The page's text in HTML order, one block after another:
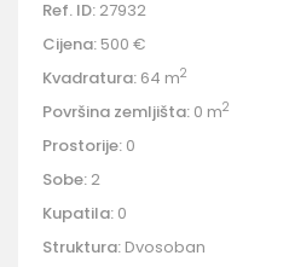
Ref. ID: 27932
Cijena: 500 €
Kvadratura: 64 m2
Površina zemljišta: 0 m2
Prostorije: 0
Sobe: 2
Kupatila: 0
Struktura: Dvosoban